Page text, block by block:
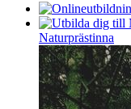
Naturprästinna